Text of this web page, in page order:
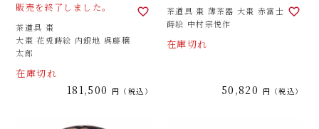
販売を終了しました。
茶道具 棗
大棗 花兎蒔絵 内銀地 呉藤穣
太郎
在庫切れ
181,500 税込
茶道具 棗 薄茶器 大棗 赤富士
蒔絵 中村宗悦作
在庫切れ
50,820 税込